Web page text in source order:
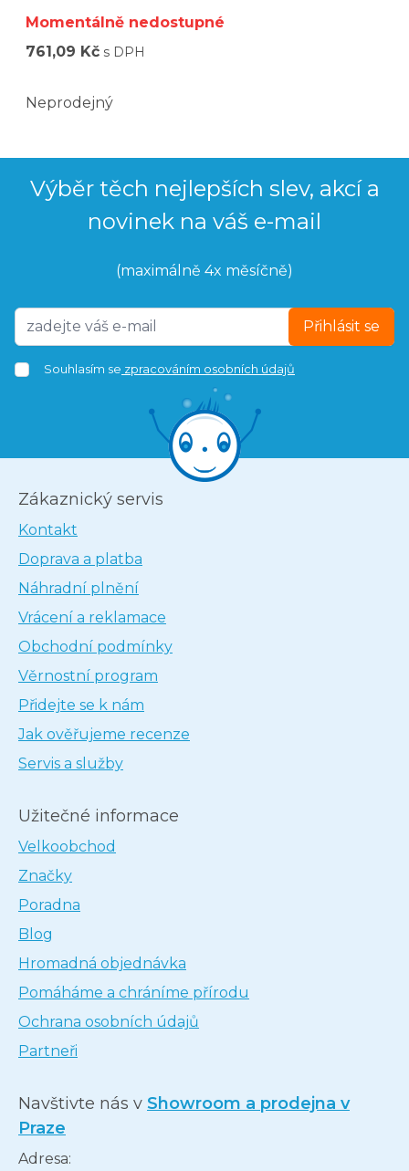
Momentálně nedostupné
761,09 Kč s DPH
Neprodejný
Výběr těch nejlepších slev, akcí a
novinek na váš e-mail
(maximálně 4x měsíčně)
Přihlásit se
Souhlasím se zpracováním osobních údajů
Zákaznický servis
Kontakt
Doprava a platba
Náhradní plnění
Vrácení a reklamace
Obchodní podmínky
Věrnostní program
Přidejte se k nám
Jak ověřujeme recenze
Servis a služby
Užitečné informace
Velkoobchod
Značky
Poradna
Blog
Hromadná objednávka
Pomáháme a chráníme přírodu
Ochrana osobních údajů
Partneři
Navštivte nás v Showroom a prodejna v
Praze
Adresa: